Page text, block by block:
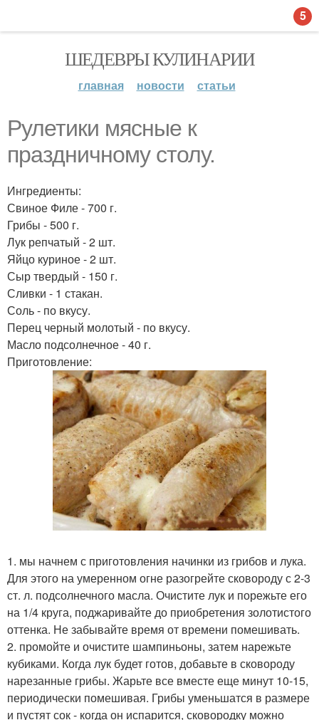
ШЕДЕВРЫ КУЛИНАРИИ
главная новости статьи
Рулетики мясные к
праздничному столу.
Ингредиенты:
Свиное Филе - 700 г.
Грибы - 500 г.
Лук репчатый - 2 шт.
Яйцо куриное - 2 шт.
Сыр твердый - 150 г.
Сливки - 1 стакан.
Соль - по вкусу.
Перец черный молотый - по вкусу.
Масло подсолнечное - 40 г.
Приготовление:
1. мы начнем с приготовления начинки из грибов и лука.
Для этого на умеренном огне разогрейте сковороду с 2-3
ст. л. подсолнечного масла. Очистите лук и порежьте его
на 1/4 круга, поджаривайте до приобретения золотистого
оттенка. Не забывайте время от времени помешивать.
2. промойте и очистите шампиньоны, затем нарежьте
кубиками. Когда лук будет готов, добавьте в сковороду
нарезанные грибы. Жарьте все вместе еще минут 10-15,
периодически помешивая. Грибы уменьшатся в размере
и пустят сок - когда он испарится, сковородку можно
5